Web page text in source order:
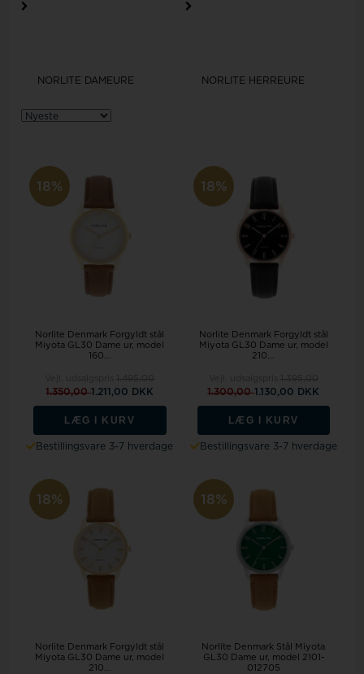
NORLITE DAMEURE NORLITE HERREURE
18%
Norlite Denmark Forgyldt stål
Miyota GL30 Dame ur, model
160...
1.350,001.211,00 DKK
LÆG I KURV
Bestillingsvare 3-7 hverdage
18%
Norlite Denmark Forgyldt stål
Miyota GL30 Dame ur, model
210...
1.300,001.130,00 DKK
LÆG I KURV
Bestillingsvare 3-7 hverdage
18%
Norlite Denmark Forgyldt stål
Miyota GL30 Dame ur, model
210...
18%
Norlite Denmark Stål Miyota
GL30 Dame ur, model 2101-
012705